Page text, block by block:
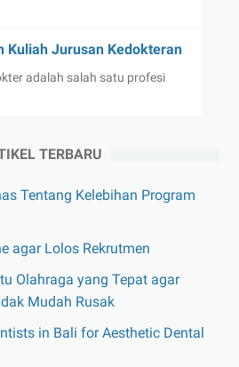
Kuliah Jurusan Kedokteran
adalah salah satu profesi
TERBARU
Tentang Kelebihan Program
agar Lolos Rekrutmen
Olahraga yang Tepat agar
Mudah Rusak
in Bali for Aesthetic Dental